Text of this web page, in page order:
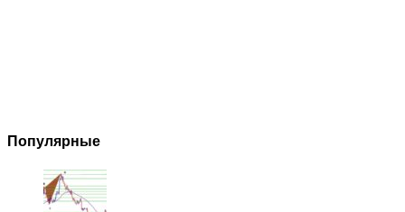
Популярные